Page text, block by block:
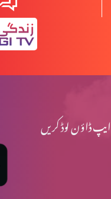
ایپ ڈاؤن لوڈ کریں